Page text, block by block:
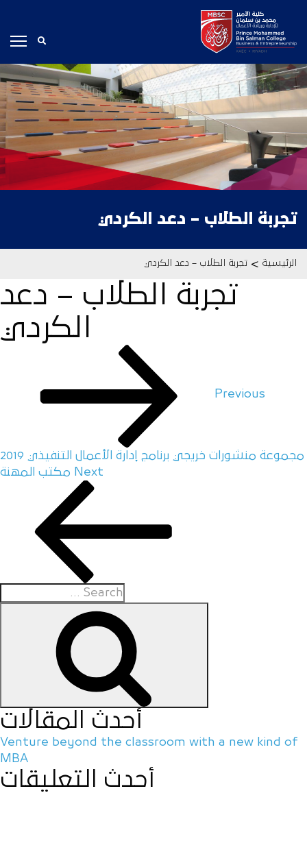
تجربة الطلاب – دعد الكردي
الرئيسية > تجربة الطلاب – دعد الكردي
تجربة الطلاب – دعد
الكردي
Previous
مجموعة منشورات خريجي برنامج إدارة الأعمال التنفيذي 2019
Next مكتب المهنة
أحدث المقالات
Venture beyond the classroom with a new kind of
MBA
أحدث التعليقات